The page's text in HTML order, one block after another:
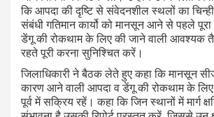
कि आपदा की दृष्टि से संवेदनशील स्थलों का
संबंधी गतिमान कार्यो को मानसून आने से पहले
डेंगू की रोकथाम के लिए की जाने वाली आवश्यक
रहते पूरी करना सुनिश्चित करें।
जिलाधिकारी ने बैठक लेते हुए कहा कि मानसून
कारण आने वाली आपदा व डेंगू की रोकथाम के लिए
पूर्व में सक्रिय रहें। कहा कि जिन स्थानों में मार्ग